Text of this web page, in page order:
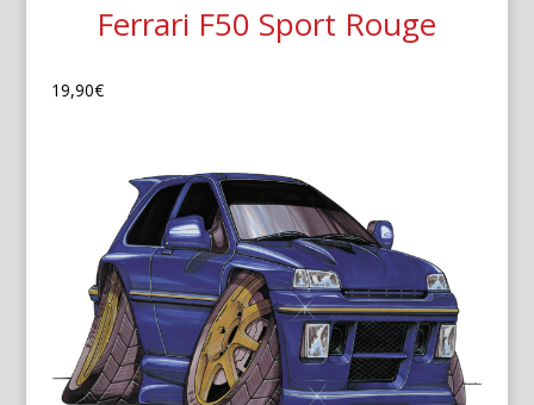
Ferrari F50 Sport Rouge
19,90€